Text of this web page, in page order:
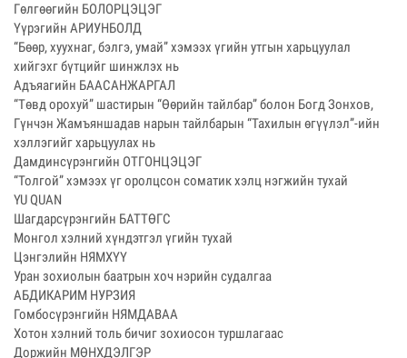
Гөлгөөгийн БОЛОРЦЭЦЭГ
Үүрэгийн АРИУНБОЛД
“Бөөр, хуухнаг, бэлгэ, умай” хэмээх үгийн утгын харьцуулал
хийгэхг бүтцийг шинжлэх нь
Адъяагийн БААСАНЖАРГАЛ
“Төвд орохуй” шастирын “Өөрийн тайлбар” болон Богд Зонхов,
Гүнчэн Жамъяншадав нарын тайлбарын “Тахилын өгүүлэл”-ийн
хэллэгийг харьцуулах нь
Дамдинсүрэнгийн ОТГОНЦЭЦЭГ
“Толгой” хэмээх үг оролцсон соматик хэлц нэгжийн тухай
YU QUAN
Шагдарсүрэнгийн БАТТӨГС
Монгол хэлний хүндэтгэл үгийн тухай
Цэнгэлийн НЯМХҮҮ
Уран зохиолын баатрын хоч нэрийн судалгаа
АБДИКАРИМ НУРЗИЯ
Гомбосүрэнгийн НЯМДАВАА
Хотон хэлний толь бичиг зохиосон туршлагаас
Доржийн МӨНХДЭЛГЭР